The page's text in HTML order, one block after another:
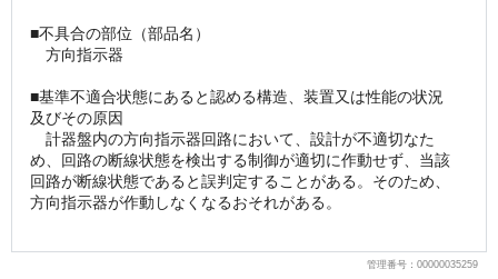
■不具合の部位（部品名）
方向指示器
■基準不適合状態にあると認める構造、装置又は性能の状況
及びその原因
計器盤内の方向指示器回路において、設計が不適切なた
め、回路の断線状態を検出する制御が適切に作動せず、当該
回路が断線状態であると誤判定することがある。そのため、
方向指示器が作動しなくなるおそれがある。
管理番号：00000035259